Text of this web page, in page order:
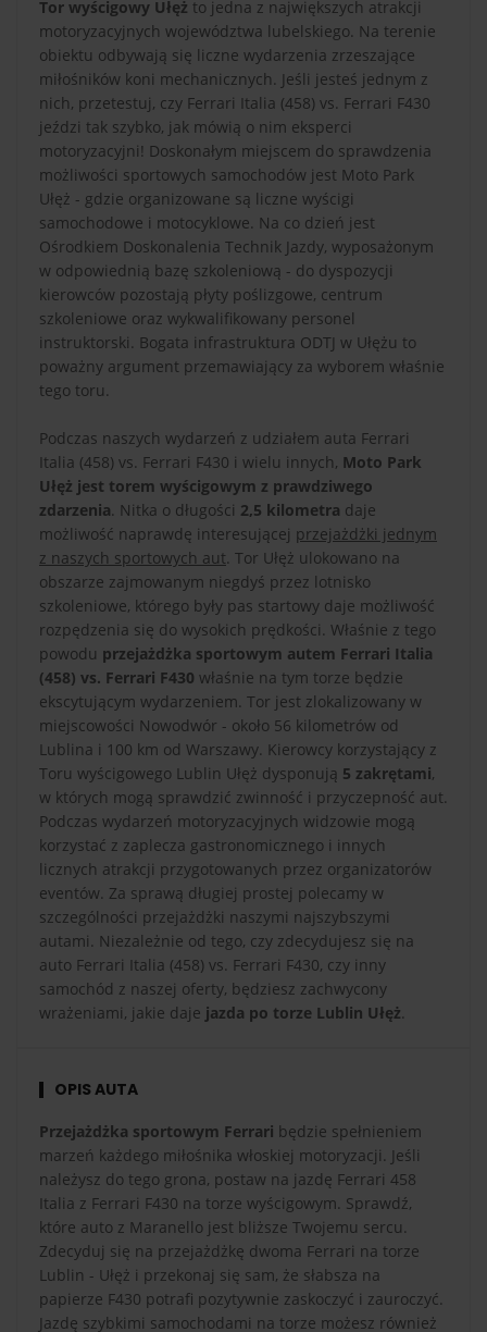
Tor wyścigowy Ułęż to jedna z największych atrakcji
motoryzacyjnych województwa lubelskiego. Na terenie
obiektu odbywają się liczne wydarzenia zrzeszające
miłośników koni mechanicznych. Jeśli jesteś jednym z
nich, przetestuj, czy Ferrari Italia (458) vs. Ferrari F430
jeździ tak szybko, jak mówią o nim eksperci
motoryzacyjni! Doskonałym miejscem do sprawdzenia
możliwości sportowych samochodów jest Moto Park
Ułęż - gdzie organizowane są liczne wyścigi
samochodowe i motocyklowe. Na co dzień jest
Ośrodkiem Doskonalenia Technik Jazdy, wyposażonym
w odpowiednią bazę szkoleniową - do dyspozycji
kierowców pozostają płyty poślizgowe, centrum
szkoleniowe oraz wykwalifikowany personel
instruktorski. Bogata infrastruktura ODTJ w Ułężu to
poważny argument przemawiający za wyborem właśnie
tego toru.
Podczas naszych wydarzeń z udziałem auta Ferrari
Italia (458) vs. Ferrari F430 i wielu innych, Moto Park
Ułęż jest torem wyścigowym z prawdziwego
zdarzenia. Nitka o długości 2,5 kilometra daje
możliwość naprawdę interesującej przejażdżki jednym
z naszych sportowych aut. Tor Ułęż ulokowano na
obszarze zajmowanym niegdyś przez lotnisko
szkoleniowe, którego były pas startowy daje możliwość
rozpędzenia się do wysokich prędkości. Właśnie z tego
powodu przejażdżka sportowym autem Ferrari Italia
(458) vs. Ferrari F430 właśnie na tym torze będzie
ekscytującym wydarzeniem. Tor jest zlokalizowany w
miejscowości Nowodwór - około 56 kilometrów od
Lublina i 100 km od Warszawy. Kierowcy korzystający z
Toru wyścigowego Lublin Ułęż dysponują 5 zakrętami,
w których mogą sprawdzić zwinność i przyczepność aut.
Podczas wydarzeń motoryzacyjnych widzowie mogą
korzystać z zaplecza gastronomicznego i innych
licznych atrakcji przygotowanych przez organizatorów
eventów. Za sprawą długiej prostej polecamy w
szczególności przejażdżki naszymi najszybszymi
autami. Niezależnie od tego, czy zdecydujesz się na
auto Ferrari Italia (458) vs. Ferrari F430, czy inny
samochód z naszej oferty, będziesz zachwycony
wrażeniami, jakie daje jazda po torze Lublin Ułęż.
OPIS AUTA
Przejażdżka sportowym Ferrari będzie spełnieniem
marzeń każdego miłośnika włoskiej motoryzacji. Jeśli
należysz do tego grona, postaw na jazdę Ferrari 458
Italia z Ferrari F430 na torze wyścigowym. Sprawdź,
które auto z Maranello jest bliższe Twojemu sercu.
Zdecyduj się na przejażdżkę dwoma Ferrari na torze
Lublin - Ułęż i przekonaj się sam, że słabsza na
papierze F430 potrafi pozytywnie zaskoczyć i zauroczyć.
Jazdę szybkimi samochodami na torze możesz również